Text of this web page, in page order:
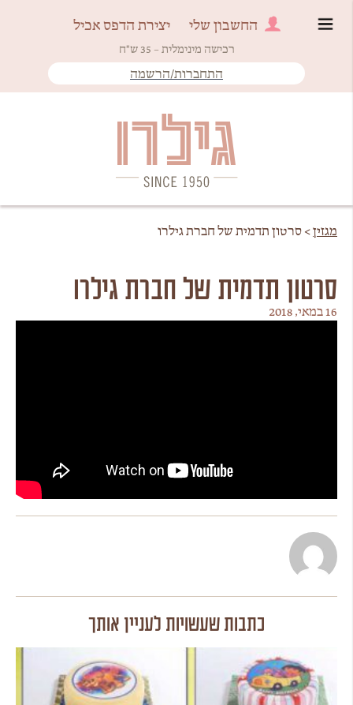
החשבון שלי יצירת הדפס אכיל
רכישה מינימלית – 35 ש"ח
התחברות/הרשמה
גילרו
Since 1950
מגזין> סרטון תדמית של חברת גילרו
סרטון תדמית של חברת גילרו
16 במאי, 2018
כתבות שעשויות לעניין אותך